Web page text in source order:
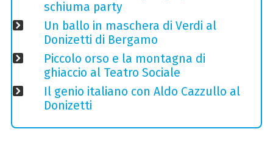
schiuma party
Un ballo in maschera di Verdi al
Donizetti di Bergamo
Piccolo orso e la montagna di
ghiaccio al Teatro Sociale
Il genio italiano con Aldo Cazzullo al
Donizetti